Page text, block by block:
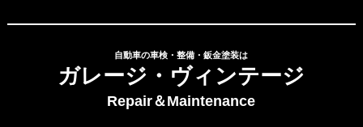
自動車の車検・整備・鈑金塗装は
ガレージ・ヴィンテージ
Repair＆Maintenance